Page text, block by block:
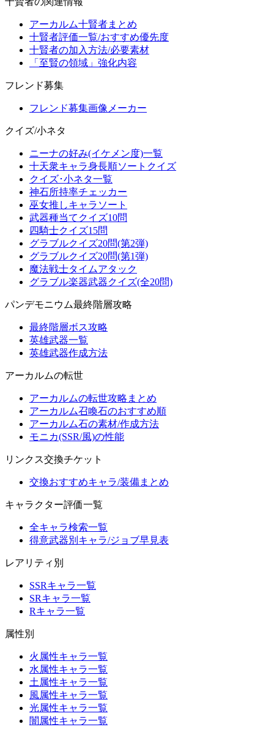
アーカルム十賢者まとめ
十賢者評価一覧/おすすめ優先度
十賢者の加入方法/必要素材
「至賢の領域」強化内容
フレンド募集
フレンド募集画像メーカー
クイズ/小ネタ
ニーナの好み(イケメン度)一覧
十天衆キャラ身長順ソートクイズ
クイズ･小ネタ一覧
神石所持率チェッカー
巫女推しキャラソート
武器種当てクイズ10問
四騎士クイズ15問
グラブルクイズ20問(第2弾)
グラブルクイズ20問(第1弾)
魔法戦士タイムアタック
グラブル楽器武器クイズ(全20問)
パンデモニウム最終階層攻略
最終階層ボス攻略
英雄武器一覧
英雄武器作成方法
アーカルムの転世
アーカルムの転世攻略まとめ
アーカルム召喚石のおすすめ順
アーカルム石の素材/作成方法
モニカ(SSR/風)の性能
リンクス交換チケット
交換おすすめキャラ/装備まとめ
キャラクター評価一覧
全キャラ検索一覧
得意武器別キャラ/ジョブ早見表
レアリティ別
SSRキャラ一覧
SRキャラ一覧
Rキャラ一覧
属性別
火属性キャラ一覧
水属性キャラ一覧
土属性キャラ一覧
風属性キャラ一覧
光属性キャラ一覧
闇属性キャラ一覧